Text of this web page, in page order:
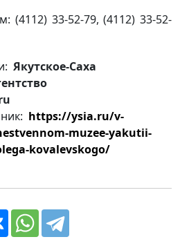
(4112) 33-52-79, (4112) 33-52-
Якутское-Саха
https://ysia.ru/v-
muzee-yakutii-
kovalevskogo/